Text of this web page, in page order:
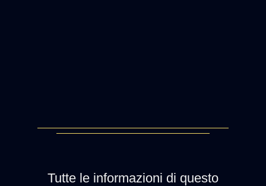
Tutte le informazioni di questo